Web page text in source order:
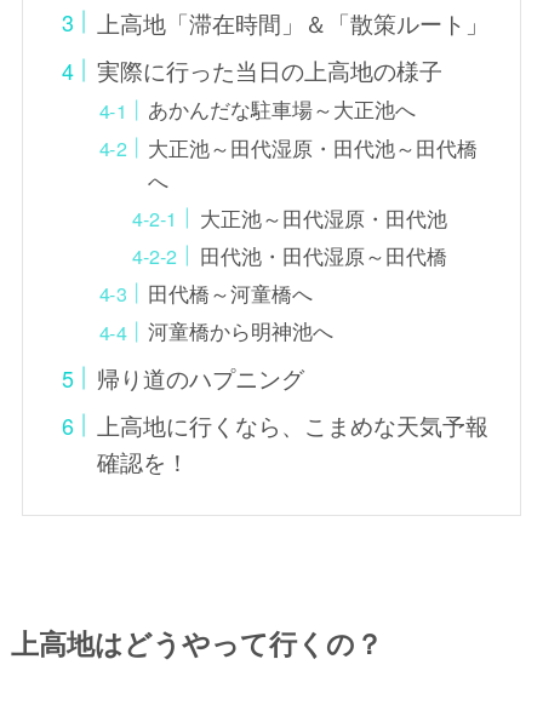
上高地「滞在時間」＆「散策ルート」
実際に行った当日の上高地の様子
あかんだな駐車場～大正池へ
大正池～田代湿原・田代池～田代橋
へ
大正池～田代湿原・田代池
田代池・田代湿原～田代橋
田代橋～河童橋へ
河童橋から明神池へ
帰り道のハプニング
上高地に行くなら、こまめな天気予報
確認を！
上高地はどうやって行くの？